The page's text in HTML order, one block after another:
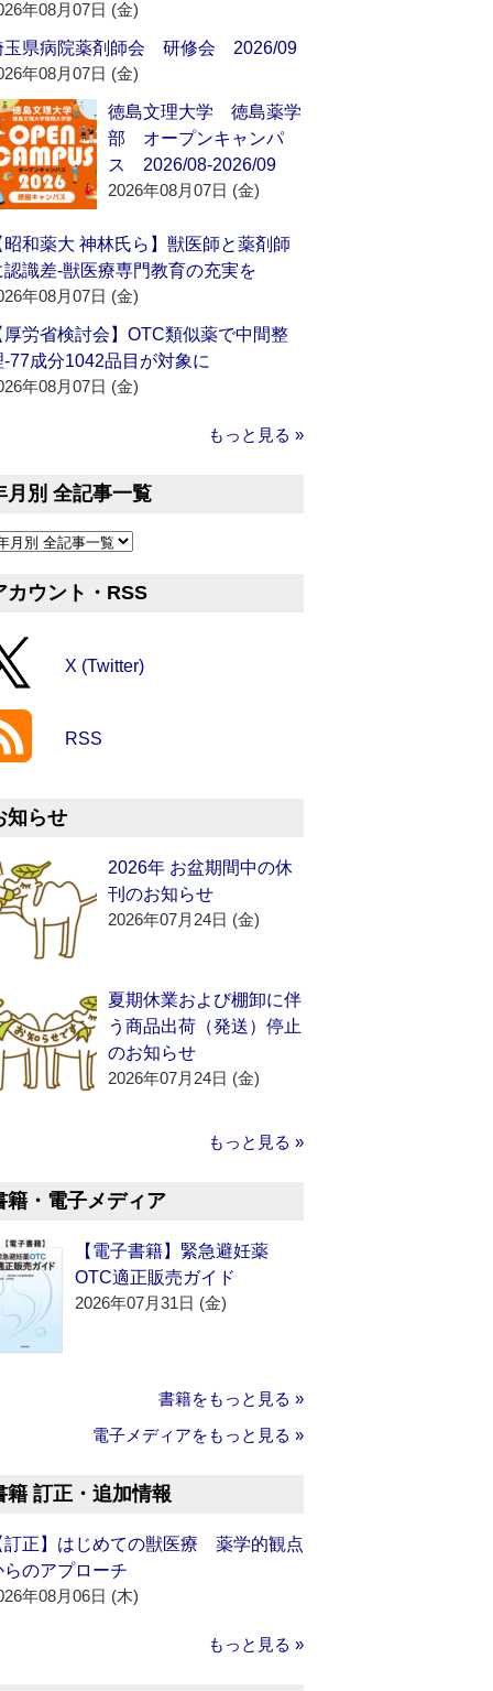
年08月07日 (金)
玉県病院薬剤師会 研修会 2026/09
年08月07日 (金)
徳島文理大学 徳島薬学
部 オープンキャンパ
ス 2026/08-2026/09
2026年08月07日 (金)
昭和薬大 神林氏ら】獣医師と薬剤師
認識差‐獣医療専門教育の充実を
年08月07日 (金)
厚労省検討会】OTC類似薬で中間整
‐77成分1042品目が対象に
年08月07日 (金)
もっと見る »
月別 全記事一覧
カウント・RSS
X (Twitter)
RSS
知らせ
2026年 お盆期間中の休
刊のお知らせ
2026年07月24日 (金)
夏期休業および棚卸に伴
う商品出荷（発送）停止
のお知らせ
2026年07月24日 (金)
もっと見る »
籍・電子メディア
【電子書籍】緊急避妊薬
OTC適正販売ガイド
2026年07月31日 (金)
書籍をもっと見る »
電子メディアをもっと見る »
籍 訂正・追加情報
訂正】はじめての獣医療 薬学的観点
らのアプローチ
年08月06日 (木)
もっと見る »